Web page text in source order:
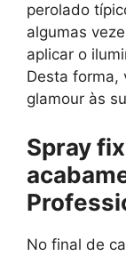
perolado
algumas
aplicar o
Desta forma,
glamour às
Spray
No final de